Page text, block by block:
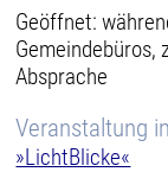
Geöffnet:
Gemeindebüros,
Absprache
Veranstaltung
»LichtBlicke«